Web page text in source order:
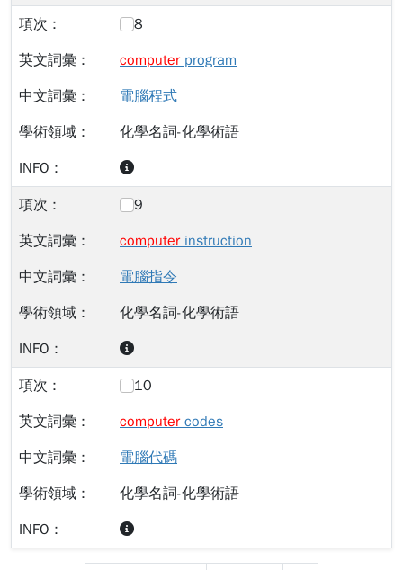
8
computerprogram
電腦程式
化學名詞-化學術語
9
computerinstruction
電腦指令
化學名詞-化學術語
10
computercodes
電腦代碼
化學名詞-化學術語